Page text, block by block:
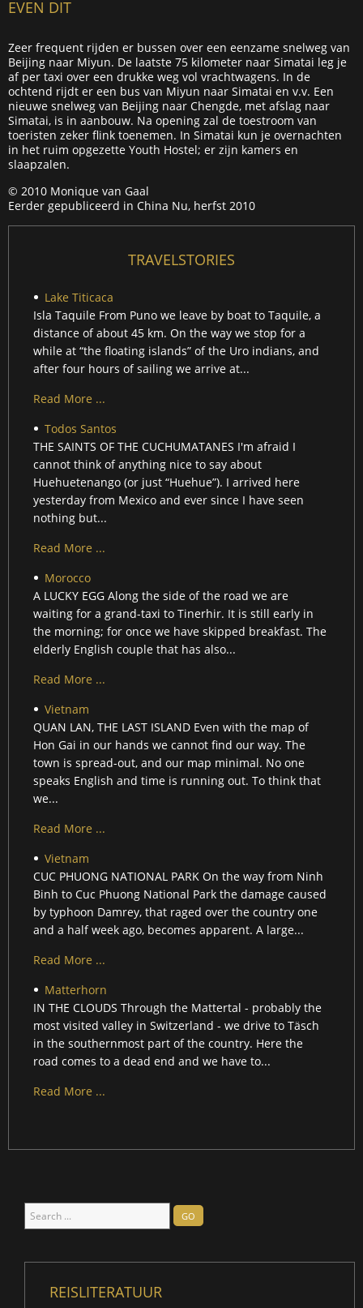
EVEN DIT
Zeer frequent rijden er bussen over een eenzame snelweg van
Beijing naar Miyun. De laatste 75 kilometer naar Simatai leg je
af per taxi over een drukke weg vol vrachtwagens. In de
ochtend rijdt er een bus van Miyun naar Simatai en v.v. Een
nieuwe snelweg van Beijing naar Chengde, met afslag naar
Simatai, is in aanbouw. Na opening zal de toestroom van
toeristen zeker flink toenemen. In Simatai kun je overnachten
in het ruim opgezette Youth Hostel; er zijn kamers en
slaapzalen.
© 2010 Monique van Gaal
Eerder gepubliceerd in China Nu, herfst 2010
TRAVELSTORIES
Lake Titicaca
Isla Taquile From Puno we leave by boat to Taquile, a
distance of about 45 km. On the way we stop for a
while at “the floating islands” of the Uro indians, and
after four hours of sailing we arrive at...
Read More ...
Todos Santos
THE SAINTS OF THE CUCHUMATANES I'm afraid I
cannot think of anything nice to say about
Huehuetenango (or just “Huehue”). I arrived here
yesterday from Mexico and ever since I have seen
nothing but...
Read More ...
Morocco
A LUCKY EGG Along the side of the road we are
waiting for a grand-taxi to Tinerhir. It is still early in
the morning; for once we have skipped breakfast. The
elderly English couple that has also...
Read More ...
Vietnam
QUAN LAN, THE LAST ISLAND Even with the map of
Hon Gai in our hands we cannot find our way. The
town is spread-out, and our map minimal. No one
speaks English and time is running out. To think that
we...
Read More ...
Vietnam
CUC PHUONG NATIONAL PARK On the way from Ninh
Binh to Cuc Phuong National Park the damage caused
by typhoon Damrey, that raged over the country one
and a half week ago, becomes apparent. A large...
Read More ...
Matterhorn
IN THE CLOUDS Through the Mattertal - probably the
most visited valley in Switzerland - we drive to Täsch
in the southernmost part of the country. Here the
road comes to a dead end and we have to...
Read More ...
Search
...
GO
REISLITERATUUR